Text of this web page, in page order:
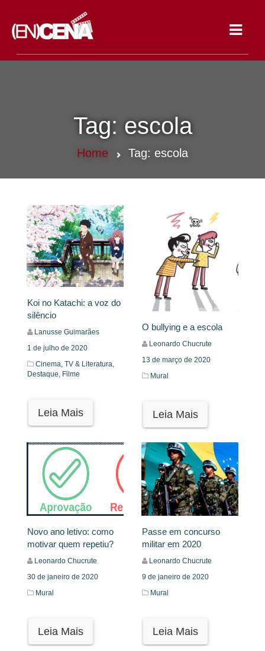
Tag: escola
Home Tag: escola
Koi no Katachi: a voz do
silêncio
Lanusse Guimarães
1 de julho de 2020
Cinema, TV & Literatura,
Destaque, Filme
Leia Mais
O bullying e a escola
Leonardo Chucrute
13 de março de 2020
Mural
Leia Mais
Novo ano letivo: como
motivar quem repetiu?
Leonardo Chucrute
30 de janeiro de 2020
Mural
Leia Mais
Passe em concurso
militar em 2020
Leonardo Chucrute
9 de janeiro de 2020
Mural
Leia Mais